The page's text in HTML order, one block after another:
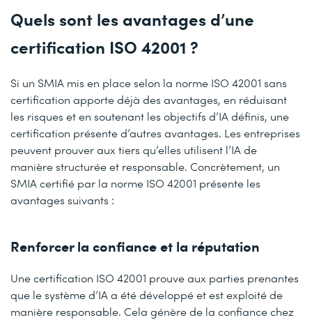
Quels sont les avantages d’une
certification ISO 42001 ?
Si un SMIA mis en place selon la norme ISO 42001 sans
certification apporte déjà des avantages, en réduisant
les risques et en soutenant les objectifs d’IA définis, une
certification présente d’autres avantages. Les entreprises
peuvent prouver aux tiers qu’elles utilisent l’IA de
manière structurée et responsable. Concrètement, un
SMIA certifié par la norme ISO 42001 présente les
avantages suivants :
Renforcer la confiance et la réputation
Une certification ISO 42001 prouve aux parties prenantes
que le système d’IA a été développé et est exploité de
manière responsable. Cela génère de la confiance chez